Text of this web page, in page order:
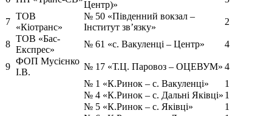
Центр)»
7
ТОВ
«Кіотранс»
№ 50 «Південний вокзал –
Інститут зв’язку»
2
8
ТОВ «Бас-
Експрес»
№ 61 «с. Вакуленці – Центр» 4
9
ФОП Мусієнко
І.В.
№ 17 «Т.Ц. Паровоз – ОЦЕВУМ» 4
№ 1 «К.Ринок – с. Вакуленці»
1
№ 4 «К.Ринок – с. Дальні Яківці» 1
№ 5 «К.Ринок – с. Яківці»
1